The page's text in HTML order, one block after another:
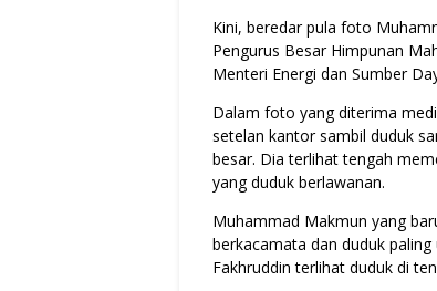
Kini, beredar pula foto
Pengurus Besar Himpunan
Menteri Energi dan Sumber
Dalam foto yang diterima
setelan kantor sambil duduk
besar. Dia terlihat tengah
yang duduk berlawanan.
Muhammad Makmun yang
berkacamata dan duduk
Fakhruddin terlihat duduk di